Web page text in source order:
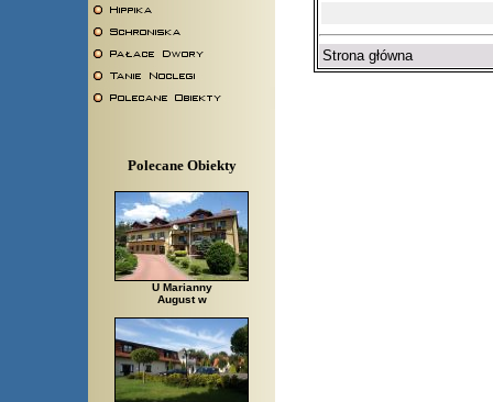
Polecane Obiekty
U Marianny
August w
Strona główna